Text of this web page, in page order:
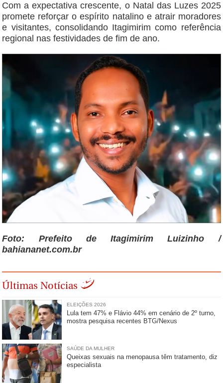
Com a expectativa crescente, o Natal das Luzes 2025
promete reforçar o espírito natalino e atrair moradores
e visitantes, consolidando Itagimirim como referência
regional nas festividades de fim de ano.
Foto: Prefeito de Itagimirim Luizinho /
bahiananet.com.br
Últimas Notícias
ELEIÇÕES 2026
Lula tem 47% e Flávio 44% em cenário de 2º turno,
mostra pesquisa recentes BTG/Nexus
SAÚDE DA MULHER
Queixas sexuais na menopausa têm tratamento, diz
especialista